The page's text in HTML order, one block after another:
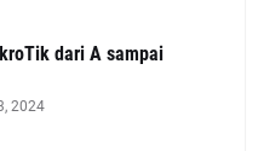
dari A sampai
2024